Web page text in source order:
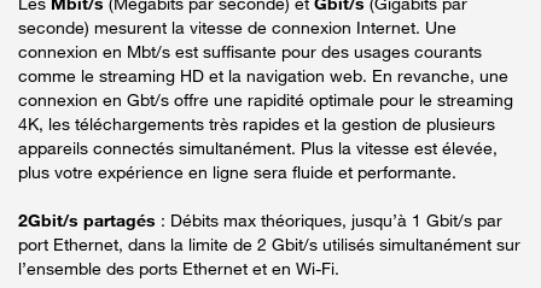
seconde) mesurent la vitesse de connexion Internet. Une
connexion en Mbt/s est suffisante pour des usages courants
comme le streaming HD et la navigation web. En revanche, une
connexion en Gbt/s offre une rapidité optimale pour le streaming
4K, les téléchargements très rapides et la gestion de plusieurs
appareils connectés simultanément. Plus la vitesse est élevée,
plus votre expérience en ligne sera fluide et performante.
2Gbit/s partagés : Débits max théoriques, jusqu’à 1 Gbit/s par
port Ethernet, dans la limite de 2 Gbit/s utilisés simultanément sur
l’ensemble des ports Ethernet et en Wi-Fi.